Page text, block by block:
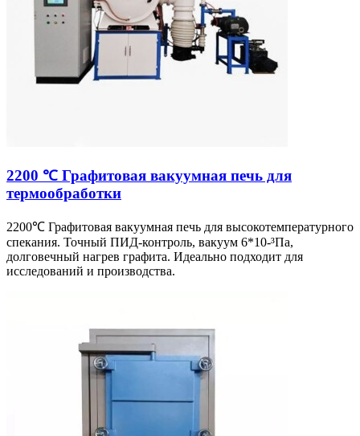
2200 ℃ Графитовая вакуумная печь для
термообработки
2200℃ Графитовая вакуумная печь для высокотемпературного
спекания. Точный ПИД-контроль, вакуум 6*10-³Па,
долговечный нагрев графита. Идеально подходит для
исследований и производства.